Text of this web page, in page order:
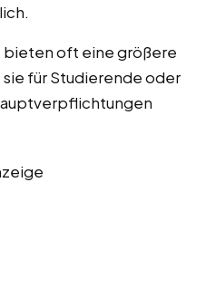
bieten oft eine größere
für Studierende oder